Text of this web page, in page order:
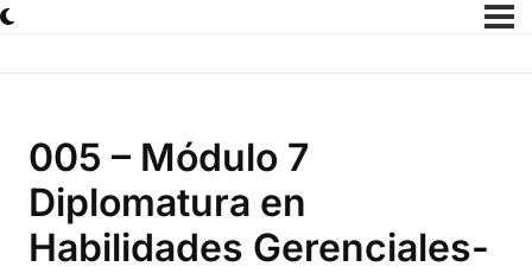
005 – Módulo 7
Diplomatura en
Habilidades Gerenciales-